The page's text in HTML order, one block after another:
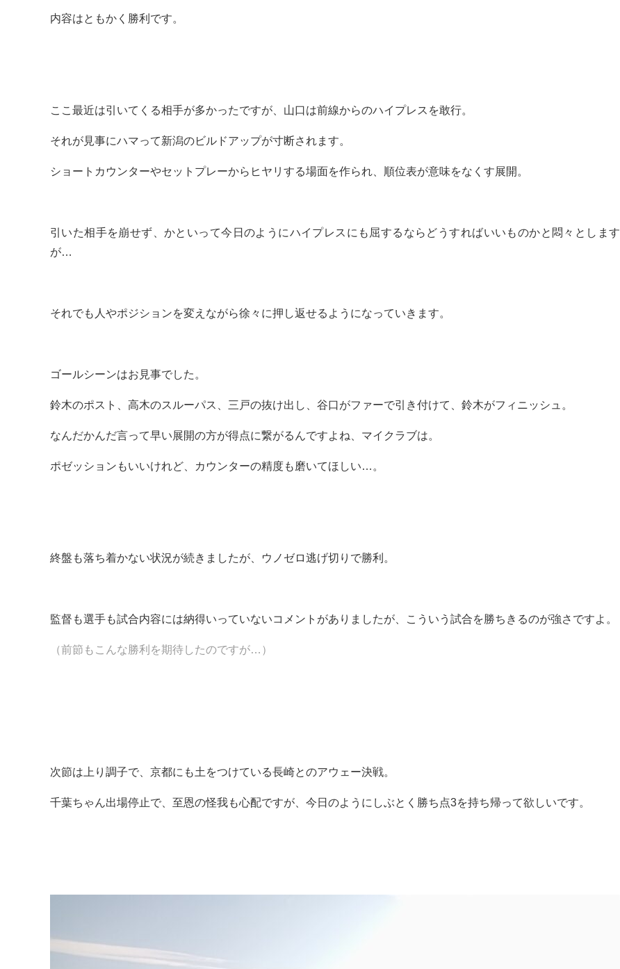
内容はともかく勝利です。
ここ最近は引いてくる相手が多かったですが、山口は前線からのハイプレスを敢行。
それが見事にハマって新潟のビルドアップが寸断されます。
ショートカウンターやセットプレーからヒヤリする場面を作られ、順位表が意味をなくす展開。
引いた相手を崩せず、かといって今日のようにハイプレスにも屈するならどうすればいいものかと悶々とします
が…
それでも人やポジションを変えながら徐々に押し返せるようになっていきます。
ゴールシーンはお見事でした。
鈴木のポスト、高木のスルーパス、三戸の抜け出し、谷口がファーで引き付けて、鈴木がフィニッシュ。
なんだかんだ言って早い展開の方が得点に繋がるんですよね、マイクラブは。
ポゼッションもいいけれど、カウンターの精度も磨いてほしい…。
終盤も落ち着かない状況が続きましたが、ウノゼロ逃げ切りで勝利。
監督も選手も試合内容には納得いっていないコメントがありましたが、こういう試合を勝ちきるのが強さですよ。
（前節もこんな勝利を期待したのですが…）
次節は上り調子で、京都にも土をつけている長崎とのアウェー決戦。
千葉ちゃん出場停止で、至恩の怪我も心配ですが、今日のようにしぶとく勝ち点3を持ち帰って欲しいです。